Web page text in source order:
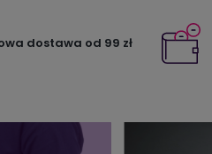
dostawa od 99 zł